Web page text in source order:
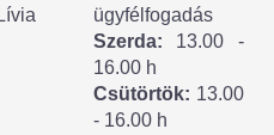
ügyfélfogadás
Szerda: 13.00 -
16.00 h
Csütörtök: 13.00
- 16.00 h